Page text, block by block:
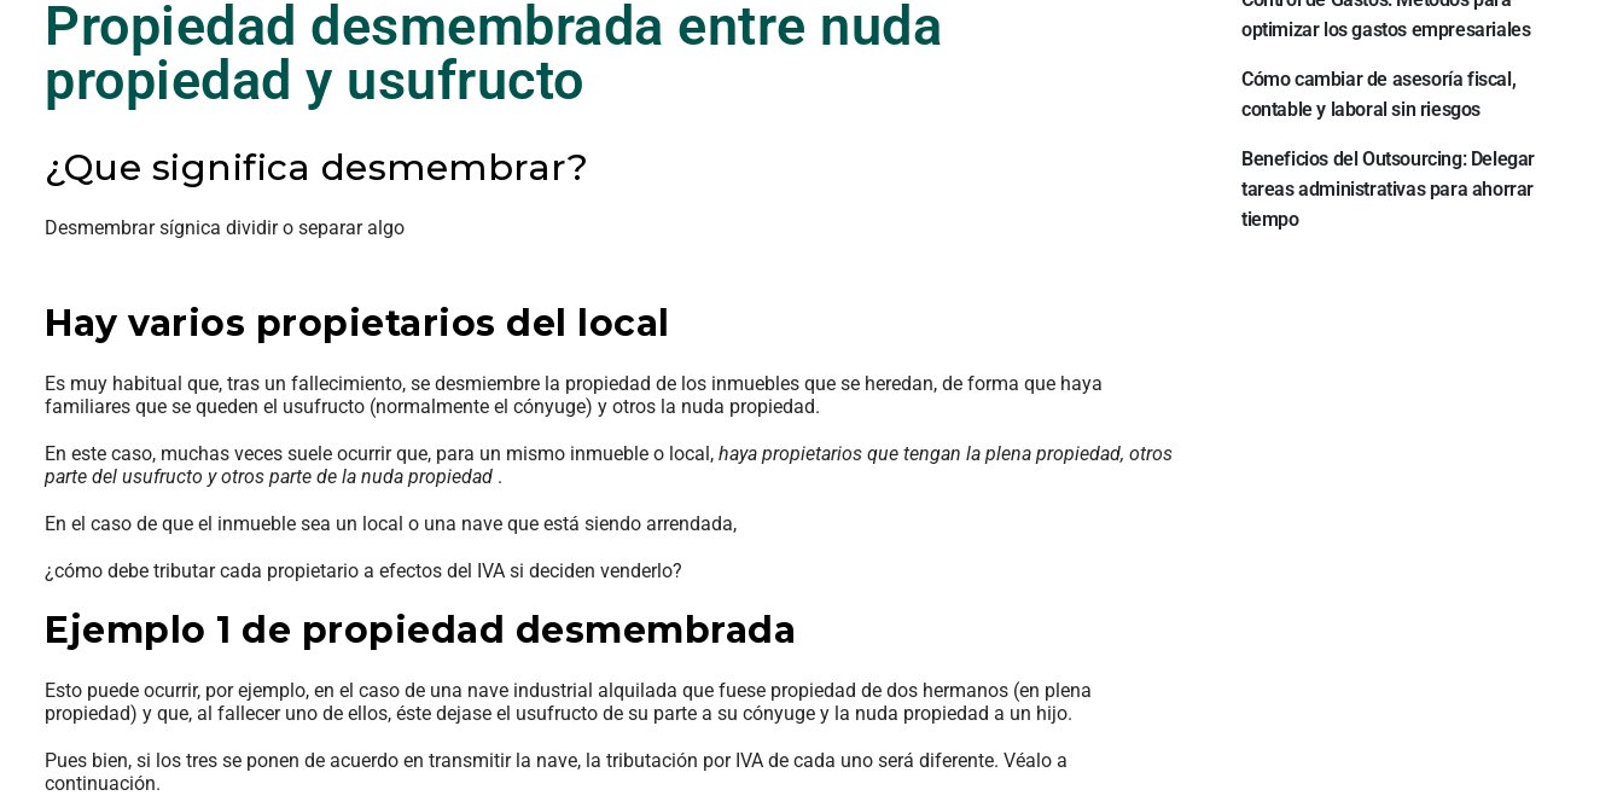
Propiedad desmembrada entre nuda
propiedad y usufructo
¿Que significa desmembrar?
Desmembrar sígnica dividir o separar algo
Hay varios propietarios del local
Es muy habitual que, tras un fallecimiento, se desmiembre la propiedad de los inmuebles que se heredan, de forma que haya
familiares que se queden el usufructo (normalmente el cónyuge) y otros la nuda propiedad.
En este caso, muchas veces suele ocurrir que, para un mismo inmueble o local, haya propietarios que tengan la plena propiedad, otros
parte del usufructo y otros parte de la nuda propiedad .
En el caso de que el inmueble sea un local o una nave que está siendo arrendada,
¿cómo debe tributar cada propietario a efectos del IVA si deciden venderlo?
Ejemplo 1 de propiedad desmembrada
Esto puede ocurrir, por ejemplo, en el caso de una nave industrial alquilada que fuese propiedad de dos hermanos (en plena
propiedad) y que, al fallecer uno de ellos, éste dejase el usufructo de su parte a su cónyuge y la nuda propiedad a un hijo.
Pues bien, si los tres se ponen de acuerdo en transmitir la nave, la tributación por IVA de cada uno será diferente. Véalo a
continuación.
optimizar los gastos empresariales
Cómo cambiar de asesoría fiscal,
contable y laboral sin riesgos
Beneficios del Outsourcing: Delegar
tareas administrativas para ahorrar
tiempo